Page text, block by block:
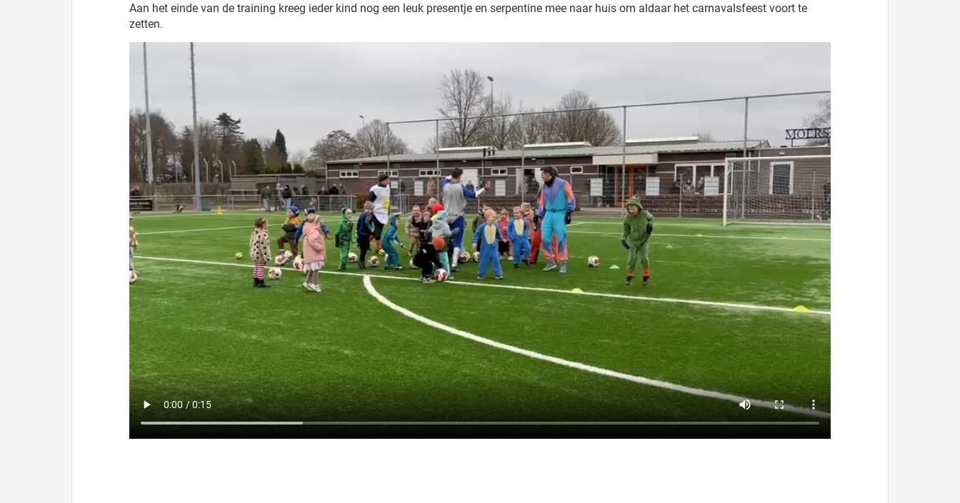
Aan het einde van de training kreeg ieder kind nog een leuk presentje en serpentine mee naar huis om aldaar het carnavalsfeest voort te
zetten.